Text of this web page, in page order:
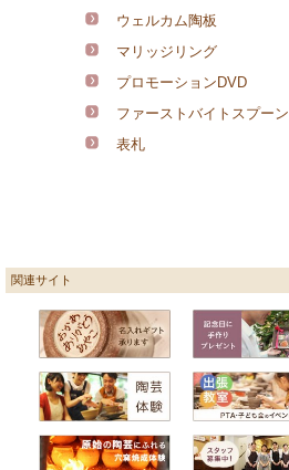
ウェルカム陶板
マリッジリング
プロモーションDVD
ファーストバイトスプーン
表札
関連サイト